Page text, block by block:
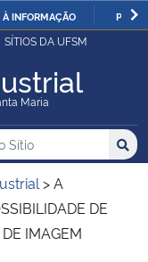
INFORMAÇÃO
SÍTIOS DA UFSM
Maria
no no Sítio
>A
DE
IMAGEM